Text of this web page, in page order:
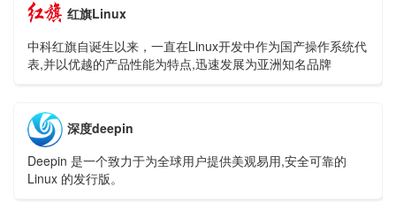
红旗Linux
中科红旗自诞生以来，一直在Linux开发中作为国产操作系统代
表,并以优越的产品性能为特点,迅速发展为亚洲知名品牌
深度deepin
Deepin 是一个致力于为全球用户提供美观易用,安全可靠的
Linux 的发行版。